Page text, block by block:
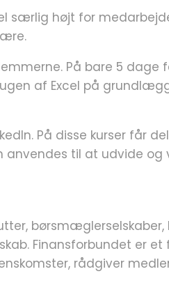
højt for
På bare 5
af Excel på
På disse kurser får
anvendes til at udvide
Finansforbundet er
rådgiver